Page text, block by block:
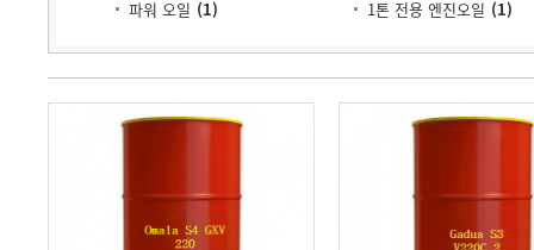
파워 오일 (1) 1톤 전용 엔진오일 (1)